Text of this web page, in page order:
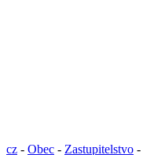
cz - Obec - Zastupitelstvo -